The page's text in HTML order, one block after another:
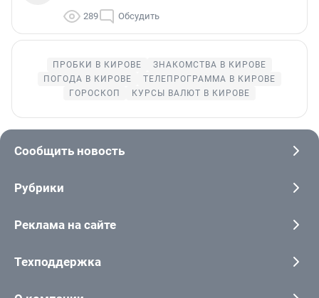
289 Обсудить
ПРОБКИ В КИРОВЕ
ЗНАКОМСТВА В КИРОВЕ
ПОГОДА В КИРОВЕ
ТЕЛЕПРОГРАММА В КИРОВЕ
ГОРОСКОП
КУРСЫ ВАЛЮТ В КИРОВЕ
Сообщить новость
Рубрики
Реклама на сайте
Техподдержка